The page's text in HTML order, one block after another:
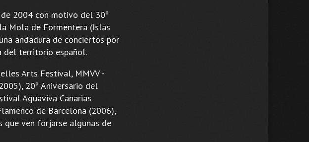
2004 con motivo del 30º
Mola de Formentera (Islas
andadura de conciertos por
del territorio español.
Arts Festival, MMVV -
20º Aniversario del
Aguaviva Canarias
de Barcelona (2006),
que ven forjarse algunas de